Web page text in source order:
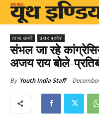
ताज़ा खबरें उत्तर प्रदेश
संभल जा रहे
अजय राय बोले-
By Youth India Staff